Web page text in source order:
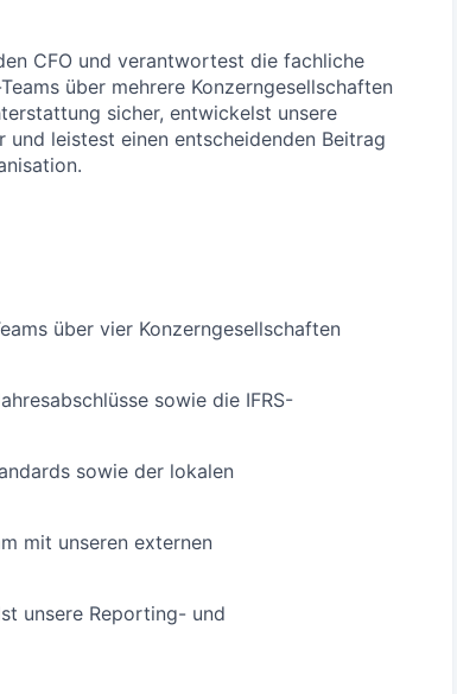
CFO und verantwortest die fachliche
über mehrere Konzerngesellschaften
sicher, entwickelst unsere
leistest einen entscheidenden Beitrag
über vier Konzerngesellschaften
sowie die IFRS-
sowie der lokalen
mit unseren externen
unsere Reporting- und